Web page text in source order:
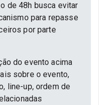
de 48h busca evitar
para repasse
por parte
do evento acima
sobre o evento,
line-up, ordem de